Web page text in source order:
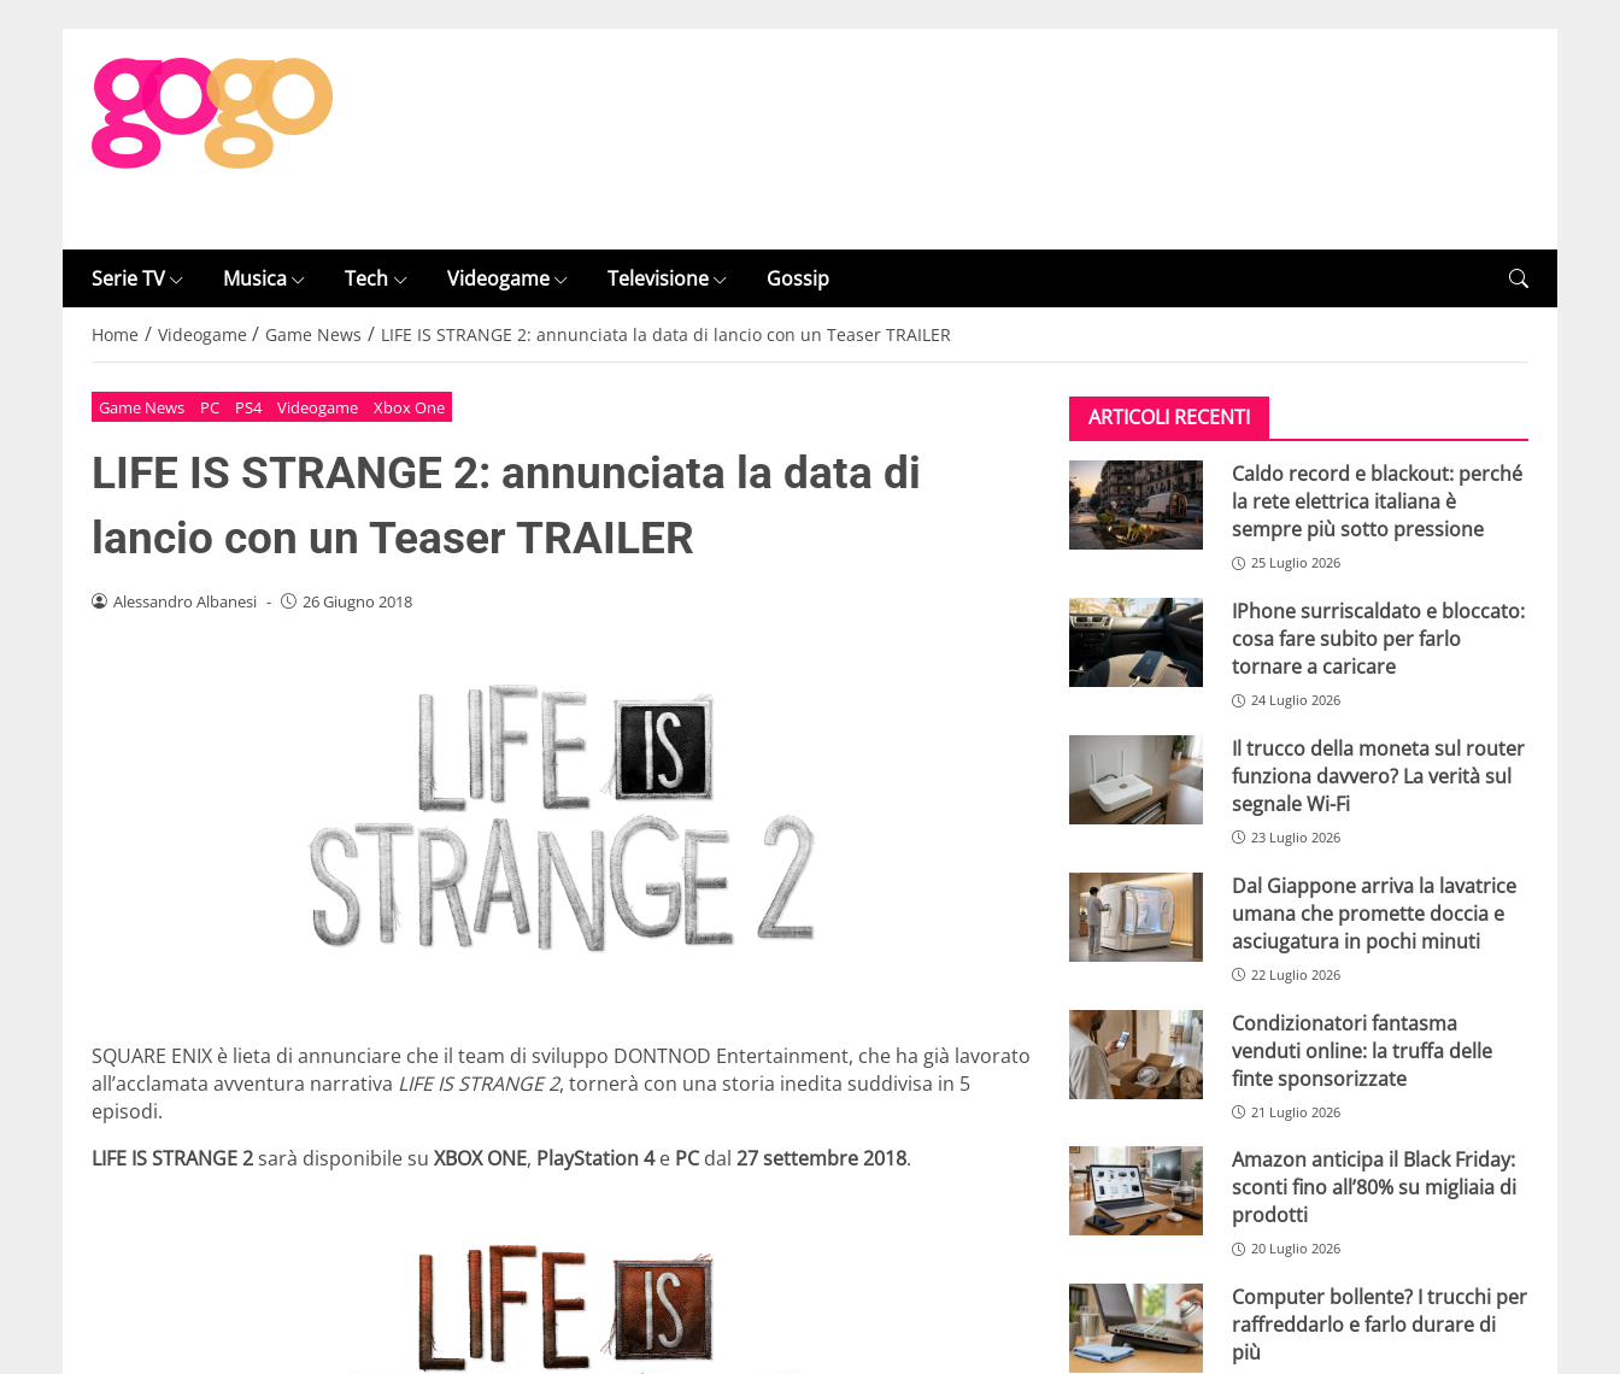
Serie TV Musica Tech Videogame Televisione Gossip
Home / Videogame / Game News / LIFE IS STRANGE 2: annunciata la data di lancio con un Teaser TRAILER
Game News PC PS4 Videogame Xbox One
LIFE IS STRANGE 2: annunciata la data di
lancio con un Teaser TRAILER
Alessandro Albanesi - 26 Giugno 2018
SQUARE ENIX è lieta di annunciare che il team di sviluppo DONTNOD Entertainment, che ha già lavorato
all’acclamata avventura narrativa LIFE IS STRANGE 2, tornerà con una storia inedita suddivisa in 5
episodi.
LIFE IS STRANGE 2sarà disponibile su XBOX ONE, PlayStation 4e PCdal 27 settembre 2018.
ARTICOLI RECENTI
Caldo record e blackout: perché
la rete elettrica italiana è
sempre più sotto pressione
25 Luglio 2026
IPhone surriscaldato e bloccato:
cosa fare subito per farlo
tornare a caricare
24 Luglio 2026
Il trucco della moneta sul router
funziona davvero? La verità sul
segnale Wi-Fi
23 Luglio 2026
Dal Giappone arriva la lavatrice
umana che promette doccia e
asciugatura in pochi minuti
22 Luglio 2026
Condizionatori fantasma
venduti online: la truffa delle
finte sponsorizzate
21 Luglio 2026
Amazon anticipa il Black Friday:
sconti fino all’80% su migliaia di
prodotti
20 Luglio 2026
Computer bollente? I trucchi per
raffreddarlo e farlo durare di
più